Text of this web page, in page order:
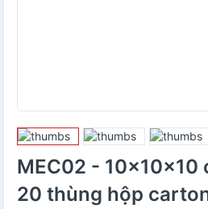
MEC02 - 10x10x10
20 thùng hộp